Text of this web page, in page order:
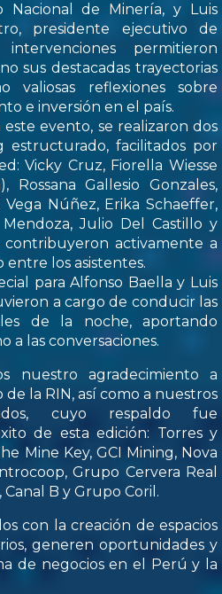
Nacional de Minería, y Luis
presidente ejecutivo de
intervenciones permitieron
sus destacadas trayectorias
valiosas reflexiones sobre
e inversión en el país.
evento, se realizaron dos
estructurado, facilitados por
Vicky Cruz, Fiorella Wiesse
Rossana Gallesio Gonzales,
Núñez, Erika Schaeffer,
Julio Del Castillo y
contribuyeron activamente a
los asistentes.
para Alfonso Baella y Luis
a cargo de conducir las
de la noche, aportando
a las conversaciones.
nuestro agradecimiento a
la RIN, así como a nuestros
cuyo respaldo fue
de esta edición: Torres y
Mine Key, GCI Mining, Nova
Grupo Cervera Real
Canal B y Grupo Coril.
con la creación de espacios
generen oportunidades y
de negocios en el Perú y la